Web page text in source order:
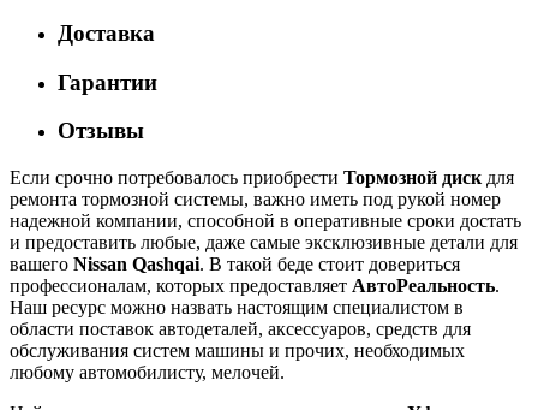
Доставка
Гарантии
Отзывы
Если срочно потребовалось приобрести Тормозной диск для
ремонта тормозной системы, важно иметь под рукой номер
надежной компании, способной в оперативные сроки достать
и предоставить любые, даже самые эксклюзивные детали для
вашего Nissan Qashqai. В такой беде стоит довериться
профессионалам, которых предоставляет АвтоРеальность.
Наш ресурс можно назвать настоящим специалистом в
области поставок автодеталей, аксессуаров, средств для
обслуживания систем машины и прочих, необходимых
любому автомобилисту, мелочей.